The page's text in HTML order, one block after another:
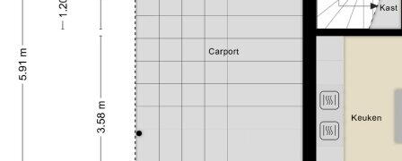
iedere dag gegarandeerd fris en comfortabel.
En alsof dat nog niet genoeg is, vind je op zolder een
zee aan ruimte! Hier bevindt zich de vierde
slaapkamer: groot, licht, en extra vergroot door de
dakkapel. Ideaal voor een tienerkamer, logeerkamer
of hobbyplek.
Voorzieningen (bergruimte)
Soort parkeergelegenheid
Openbaar parkeren